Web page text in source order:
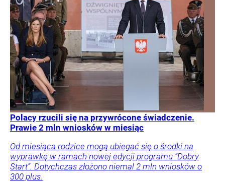
Polacy rzucili się na przywrócone świadczenie.
Prawie 2 mln wniosków w miesiąc
Od miesiąca rodzice mogą ubiegać się o środki na
wyprawkę w ramach nowej edycji programu “Dobry
Start”. Dotychczas złożono niemal 2 mln wniosków o
300 plus.